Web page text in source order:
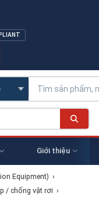
Giới thiệu
Equipment) ›
/ chống vật rơi ›